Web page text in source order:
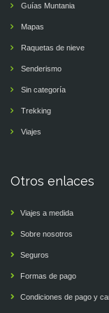
Guías Muntania
Mapas
Raquetas de nieve
Senderismo
Sin categoría
Trekking
Viajes
Otros enlaces
Viajes a medida
Sobre nosotros
Seguros
Formas de pago
Condiciones de pago y